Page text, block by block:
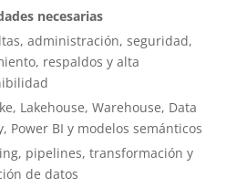
necesarias
administración, seguridad,
respaldos y alta
Lakehouse, Warehouse, Data
Power BI y modelos semánticos
pipelines, transformación y
de datos